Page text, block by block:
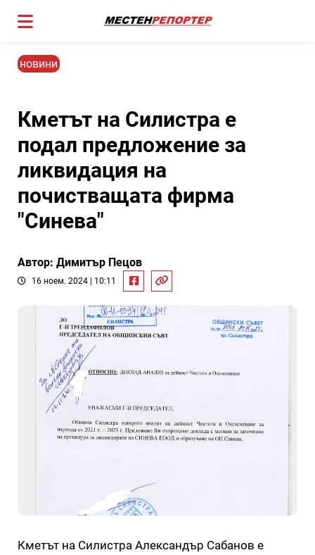
новини
Кметът на Силистра е
подал предложение за
ликвидация на
почистващата фирма
"Синева"
Автор: Димитър Пецов
16 ноем. 2024 | 10:11
Кметът на Силистра Александър Сабанов е